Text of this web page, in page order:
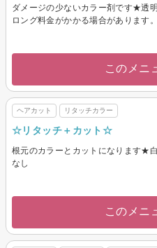
ダメージの少ないカラー剤です★透
ロング料金がかかる場合があります
このメニ
ヘアカット リタッチカラー
☆リタッチ＋カット☆
根元のカラーとカットになります★
なし
このメニ